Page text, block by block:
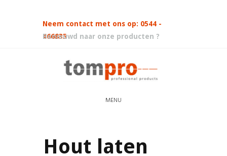
Neem contact met ons op: 0544 -
466835
Benieuwd naar onze producten ?
MENU
Hout laten